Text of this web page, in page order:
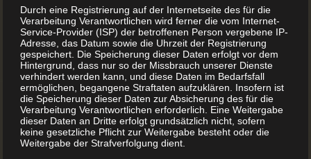
oder Ihr Kochbuch zusammengetragen. Es wird Zeit für die
Gestaltung. Wenn Sie die selbst übernehmen möchten, gilt
es ein paar Faktoren zu beachten.
Damit beim Druck alles zu Ihrer Zufriedenheit klappt, muss
die Gestaltung für das Buch mit einer Software geschehen,
mit der Sie abschließend eine druckfähige PDF-Datei in
einem vordefinierten Format erstellen können.
Durch eine Registrierung auf der Internetseite des für die
Verarbeitung Verantwortlichen wird ferner die vom Internet-
Service-Provider (ISP) der betroffenen Person vergebene IP-
Adresse, das Datum sowie die Uhrzeit der Registrierung
gespeichert. Die Speicherung dieser Daten erfolgt vor dem
Hintergrund, dass nur so der Missbrauch unserer Dienste
verhindert werden kann, und diese Daten im Bedarfsfall
ermöglichen, begangene Straftaten aufzuklären. Insofern ist
die Speicherung dieser Daten zur Absicherung des für die
Verarbeitung Verantwortlichen erforderlich. Eine Weitergabe
dieser Daten an Dritte erfolgt grundsätzlich nicht, sofern
keine gesetzliche Pflicht zur Weitergabe besteht oder die
Weitergabe der Strafverfolgung dient.